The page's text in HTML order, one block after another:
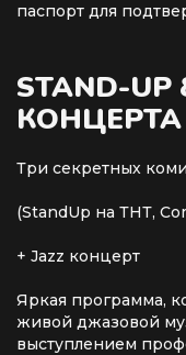
паспорт для
STAND-
Три секретных
(StandUp на ТНТ,
+ Jazz концерт
Яркая программа,
живой джазовой
выступлением